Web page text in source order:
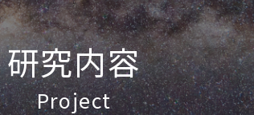
研究内容
Project